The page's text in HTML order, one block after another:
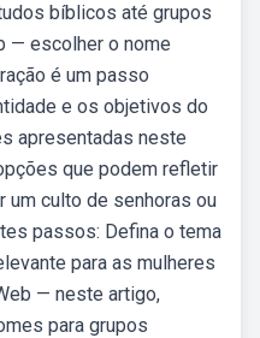
bíblicos até grupos
— escolher o nome
é um passo
e os objetivos do
apresentadas neste
que podem refletir
um culto de senhoras ou
passos: Defina o tema
para as mulheres
— neste artigo,
para grupos